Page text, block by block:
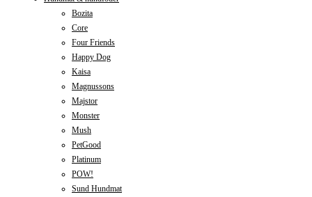
Bozita
Core
Four Friends
Happy Dog
Kaisa
Magnussons
Majstor
Monster
Mush
PetGood
Platinum
POW!
Sund Hundmat